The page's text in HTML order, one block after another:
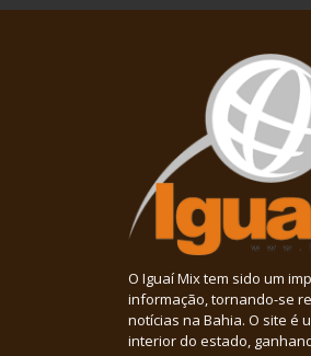
O Iguaí Mix tem sido um
informação, tornando-se
notícias na Bahia. O site é
interior do estado,